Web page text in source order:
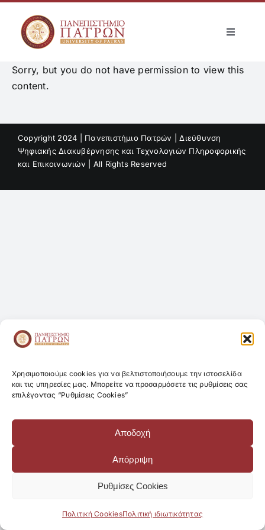
Χρησιμοποιούμε cookies για να βελτιστοποιήσουμε την ιστοσελίδα
και τις υπηρεσίες μας. Μπορείτε να προσαρμόσετε τις ρυθμίσεις σας
επιλέγοντας “Ρυθμίσεις Cookies”
Αποδοχή
Απόρριψη
Ρυθμίσες Cookies
Πολιτική CookiesΠολιτική ιδιωτικότητας
content
Toggle
Δι-ιδρυματικές Συμφωνίες
Sorry, but you do not have permission to view this
content.
Copyright 2024 | Πανεπιστήμιο Πατρών | Διεύθυνση
Ψηφιακής Διακυβέρνησης και Τεχνολογιών Πληροφορικής
και Επικοινωνιών | All Rights Reserved